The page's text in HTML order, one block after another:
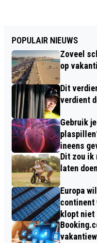
POPULAIR NIEUWS
Zoveel
op
Dit
verdient
Gebruik
ineens
Dit zou ik
laten doen
Europa
continent
klopt niet